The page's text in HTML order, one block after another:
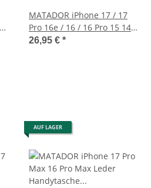
MATADOR iPhone 17 / 17
Pro 16e / 16 / 16 Pro 15 14
13 Lederetui Braun
26,95 € *
AUF LAGER